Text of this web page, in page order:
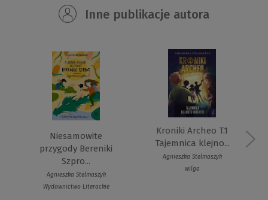
Inne publikacje autora
Niesamowite
przygody Bereniki
Szpro...
Agnieszka Stelmaszyk
Wydawnictwo Literackie
Kroniki Archeo T.1
Tajemnica klejno...
Agnieszka Stelmaszyk
wilga